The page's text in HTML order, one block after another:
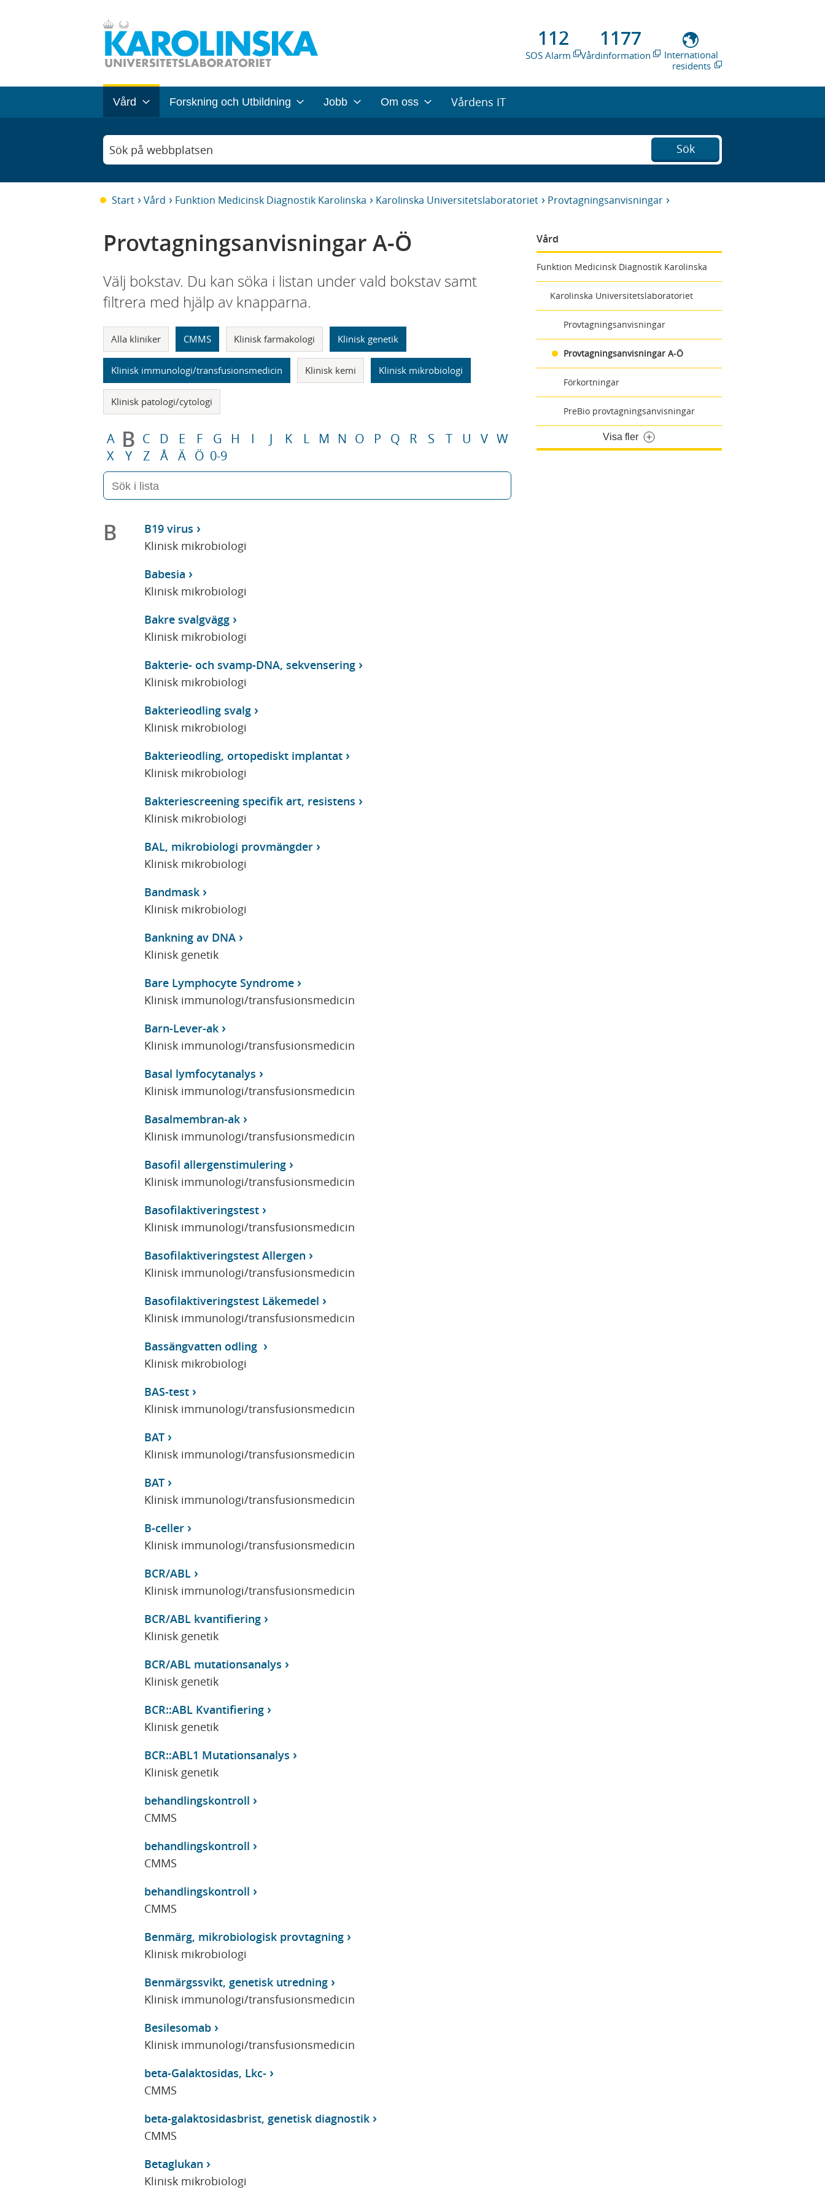
112
SOS Alarm
1177
Vårdinformation
International
residents
Vård Forskning och Utbildning Jobb Om oss Vårdens IT
Sök på webbplatsen Sök
Start Vård Funktion Medicinsk Diagnostik Karolinska Karolinska Universitetslaboratoriet Provtagningsanvisningar
Vård
Funktion Medicinsk Diagnostik Karolinska
Karolinska Universitetslaboratoriet
Provtagningsanvisningar
Provtagningsanvisningar A-Ö
Förkortningar
PreBio provtagningsanvisningar
Visa fler
Provtagningsanvisningar A-Ö
Välj bokstav. Du kan söka i listan under vald bokstav samt
filtrera med hjälp av knapparna.
Alla kliniker CMMS Klinisk farmakologi Klinisk genetik
Klinisk immunologi/transfusionsmedicin Klinisk kemi Klinisk mikrobiologi
Klinisk patologi/cytologi
A B C D E F G H I J K L M N O P Q R S T U V W
X
Y Z Å Ä Ö 0-9
B
B19 virus
Klinisk mikrobiologi
Babesia
Klinisk mikrobiologi
Bakre svalgvägg
Klinisk mikrobiologi
Bakterie- och svamp-DNA, sekvensering
Klinisk mikrobiologi
Bakterieodling svalg
Klinisk mikrobiologi
Bakterieodling, ortopediskt implantat
Klinisk mikrobiologi
Bakteriescreening specifik art, resistens
Klinisk mikrobiologi
BAL, mikrobiologi provmängder
Klinisk mikrobiologi
Bandmask
Klinisk mikrobiologi
Bankning av DNA
Klinisk genetik
Bare Lymphocyte Syndrome
Klinisk immunologi/transfusionsmedicin
Barn-Lever-ak
Klinisk immunologi/transfusionsmedicin
Basal lymfocytanalys
Klinisk immunologi/transfusionsmedicin
Basalmembran-ak
Klinisk immunologi/transfusionsmedicin
Basofil allergenstimulering
Klinisk immunologi/transfusionsmedicin
Basofilaktiveringstest
Klinisk immunologi/transfusionsmedicin
Basofilaktiveringstest Allergen
Klinisk immunologi/transfusionsmedicin
Basofilaktiveringstest Läkemedel
Klinisk immunologi/transfusionsmedicin
Bassängvatten odling
Klinisk mikrobiologi
BAS-test
Klinisk immunologi/transfusionsmedicin
BAT
Klinisk immunologi/transfusionsmedicin
BAT
Klinisk immunologi/transfusionsmedicin
B-celler
Klinisk immunologi/transfusionsmedicin
BCR/ABL
Klinisk immunologi/transfusionsmedicin
BCR/ABL kvantifiering
Klinisk genetik
BCR/ABL mutationsanalys
Klinisk genetik
BCR::ABL Kvantifiering
Klinisk genetik
BCR::ABL1 Mutationsanalys
Klinisk genetik
behandlingskontroll
CMMS
behandlingskontroll
CMMS
behandlingskontroll
CMMS
Benmärg, mikrobiologisk provtagning
Klinisk mikrobiologi
Benmärgssvikt, genetisk utredning
Klinisk immunologi/transfusionsmedicin
Besilesomab
Klinisk immunologi/transfusionsmedicin
beta-Galaktosidas, Lkc-
CMMS
beta-galaktosidasbrist, genetisk diagnostik
CMMS
Betaglukan
Klinisk mikrobiologi